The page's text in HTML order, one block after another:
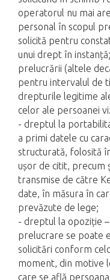
operatorul nu mai
personal în scopul
solicită pentru
unui drept în
prelucrării (altele
pentru intervalul de
drepturile legitime
celor ale persoanei
- dreptul la
a primi datele cu
structurată, folosită
ușor de citit, precum
transmise de către
date, în măsura în
prevăzute de lege;
- dreptul la opoziție
prelucrare se poate
solicitări conform
moment, din motive
care se află